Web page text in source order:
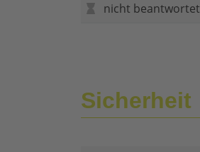
nicht beantwortet
Sicherheit